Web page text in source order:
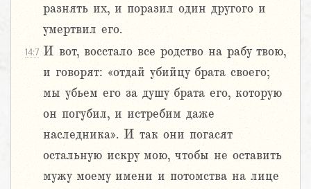
разнять их, и поразил один другого и
умертвил его.
14:7 И вот, восстало все родство на рабу твою,
и говорят: «отдай убийцу брата своего;
мы убьем его за душу брата его, которую
он погубил, и истребим даже
наследника». И так они погасят
остальную искру мою, чтобы не оставить
мужу моему имени и потомства на лице